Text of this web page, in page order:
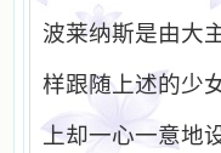
波莱纳斯是由大
样跟随上述的少
上却一心一意地